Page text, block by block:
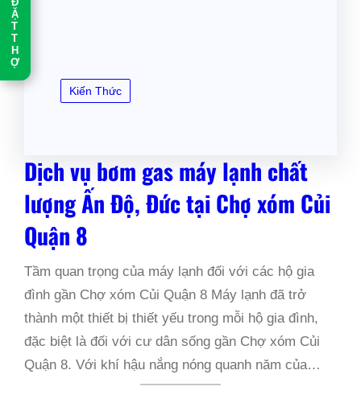
Đ
Ặ
T
T
H
Ợ
Kiến Thức
Dịch vụ bơm gas máy lạnh chất
lượng Ấn Độ, Đức tại Chợ xóm Củi
Quận 8
Tầm quan trọng của máy lạnh đối với các hộ gia
đình gần Chợ xóm Củi Quận 8 Máy lạnh đã trở
thành một thiết bị thiết yếu trong mỗi hộ gia đình,
đặc biệt là đối với cư dân sống gần Chợ xóm Củi
Quận 8. Với khí hậu nắng nóng quanh năm của…